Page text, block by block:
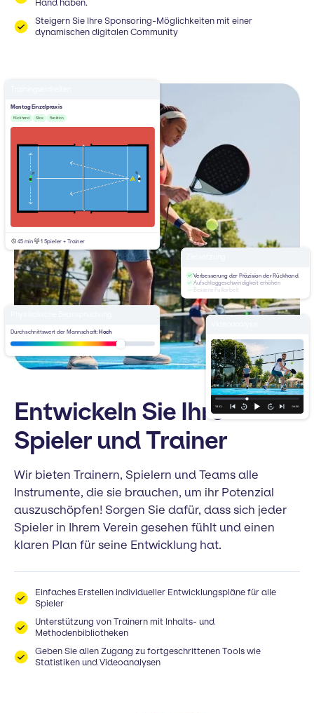
Hand haben.
Steigern Sie Ihre Sponsoring-Möglichkeiten mit einer
dynamischen digitalen Community
Entwickeln Sie Ihre
Spieler und Trainer
Wir bieten Trainern, Spielern und Teams alle
Instrumente, die sie brauchen, um ihr Potenzial
auszuschöpfen! Sorgen Sie dafür, dass sich jeder
Spieler in Ihrem Verein gesehen fühlt und einen
klaren Plan für seine Entwicklung hat.
Einfaches Erstellen individueller Entwicklungspläne für alle
Spieler
Unterstützung von Trainern mit Inhalts- und
Methodenbibliotheken
Geben Sie allen Zugang zu fortgeschrittenen Tools wie
Statistiken und Videoanalysen
Montag Einzelpraxis
Rückhand Slice Reaktion
45 min 1 Spieler + Trainer
Durchschnittswert der Mannschaft: Hoch
Verbesserung der Präzision der Rückhand
Aufschlaggeschwindigkeit erhöhen
Bessere Fußarbeit